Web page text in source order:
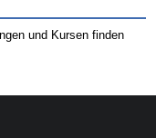
und Kursen finden